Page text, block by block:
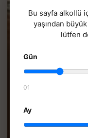
Bu sayfa alkollü
yaşından
lütfen
Gün
01
Ay